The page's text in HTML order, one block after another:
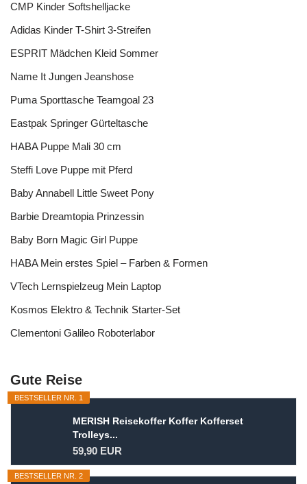
CMP Kinder Softshelljacke
Adidas Kinder T-Shirt 3-Streifen
ESPRIT Mädchen Kleid Sommer
Name It Jungen Jeanshose
Puma Sporttasche Teamgoal 23
Eastpak Springer Gürteltasche
HABA Puppe Mali 30 cm
Steffi Love Puppe mit Pferd
Baby Annabell Little Sweet Pony
Barbie Dreamtopia Prinzessin
Baby Born Magic Girl Puppe
HABA Mein erstes Spiel – Farben & Formen
VTech Lernspielzeug Mein Laptop
Kosmos Elektro & Technik Starter-Set
Clementoni Galileo Roboterlabor
Gute Reise
BESTSELLER NR. 1
MERISH Reisekoffer Koffer Kofferset
Trolleys...
59,90 EUR
BESTSELLER NR. 2